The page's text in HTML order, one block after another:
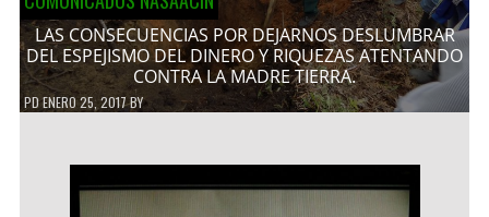
LAS CONSECUENCIAS POR DEJARNOS DESLUMBRAR
DEL ESPEJISMO DEL DINERO Y RIQUEZAS ATENTANDO
CONTRA LA MADRE TIERRA.
PDENERO 25, 2017BY